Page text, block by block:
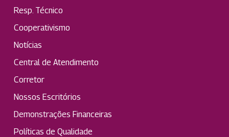
Resp. Técnico
Cooperativismo
Notícias
Central de Atendimento
Corretor
Nossos Escritórios
Demonstrações Financeiras
Políticas de Qualidade